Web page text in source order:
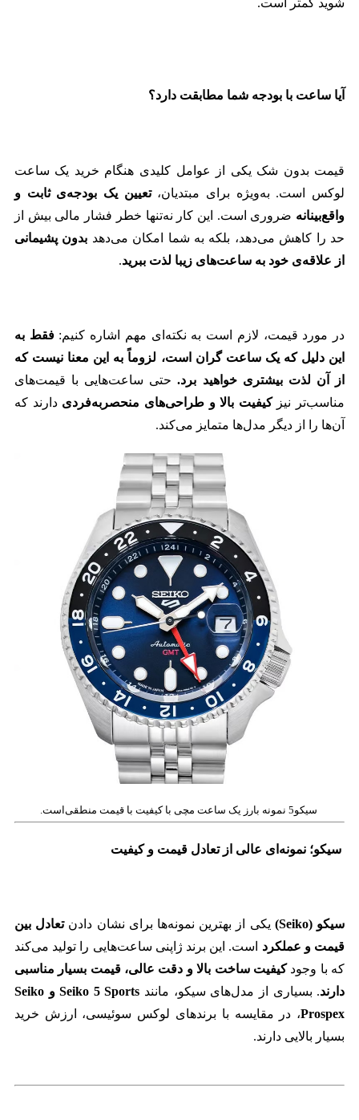
شوید کمتر است.
آیا ساعت با بودجه شما مطابقت دارد؟
قیمت بدون شک یکی از عوامل کلیدی هنگام خرید یک ساعت
لوکس است. به‌ویژه برای مبتدیان،تعیین یک بودجه‌ی ثابت و
واقع‌بینانه ضروری است. این کار نه‌تنها خطر فشار مالی بیش از
حد را کاهش می‌دهد، بلکه به شما امکان می‌دهد بدون پشیمانی
از علاقه‌ی خود به ساعت‌های زیبا لذت ببرید.
در مورد قیمت، لازم است به نکته‌ای مهم اشاره کنیم:فقط به
این دلیل که یک ساعت گران است، لزوماً به این معنا نیست که
از آن لذت بیشتری خواهید برد.حتی ساعت‌هایی با قیمت‌های
مناسب‌تر نیزکیفیت بالا و طراحی‌های منحصربه‌فردی دارند که
آن‌ها را از دیگر مدل‌ها متمایز می‌کند.
سیکو5 نمونه بارز یک ساعت مچی با کیفیت با قیمت منطقی‌است.
سیکو؛ نمونه‌ای عالی از تعادل قیمت و کیفیت
سیکو (Seiko) یکی از بهترین نمونه‌ها برای نشان دادنتعادل بین
قیمت و عملکرد است. این برند ژاپنی ساعت‌هایی را تولید می‌کند
که با وجودکیفیت ساخت بالا و دقت عالی، قیمت بسیار مناسبی
دارند. بسیاری از مدل‌های سیکو، مانند
Seiko 5 Sports و Seiko
Prospex، در مقایسه با برندهای لوکس سوئیسی، ارزش خرید
بسیار بالایی دارند.